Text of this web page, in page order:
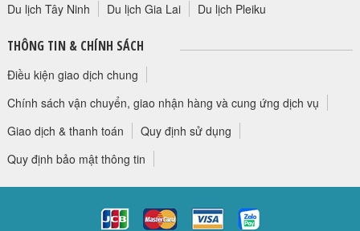
Du lịch Tây Ninh
Du lịch Gia Lai Du lịch Pleiku
THÔNG TIN & CHÍNH SÁCH
Điều kiện giao dịch chung
Chính sách vận chuyển, giao nhận hàng và cung ứng dịch vụ
Giao dịch & thanh toán
Quy định sử dụng
Quy định bảo mật thông tin